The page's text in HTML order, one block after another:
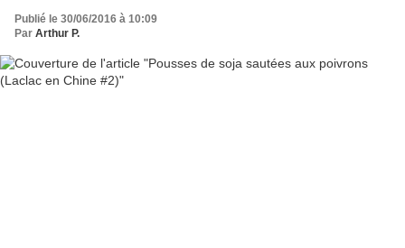
Publié le 30/06/2016 à 10:09
Par Arthur P.